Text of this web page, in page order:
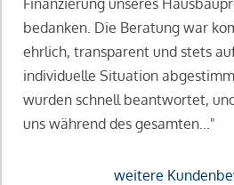
bedanken. Die Beratung war
ehrlich, transparent und stets
individuelle Situation
wurden schnell beantwortet,
uns während des gesamten..."
weitere